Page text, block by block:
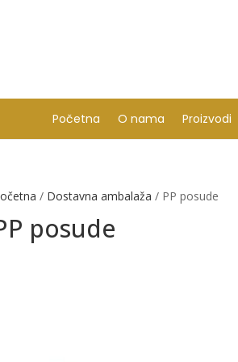
Početna O nama Proizvodi
/ Dostavna ambalaža / PP posude
posude